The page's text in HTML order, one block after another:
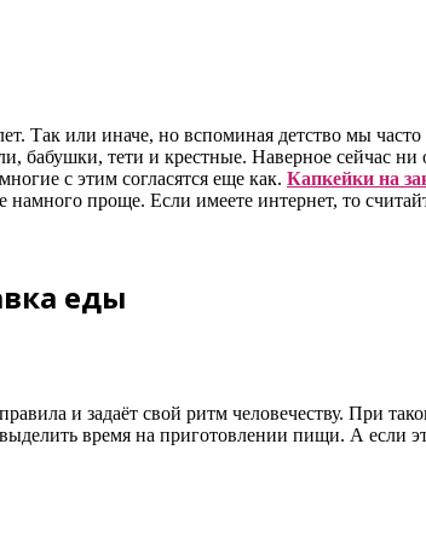
Так или иначе, но вспоминая детство мы
бабушки, тети и крестные. Наверное сейчас
с этим согласятся еще как. Капкейки на
проще. Если имеете интернет, то
еды
и задаёт свой ритм человечеству. При
время на приготовлении пищи. А если